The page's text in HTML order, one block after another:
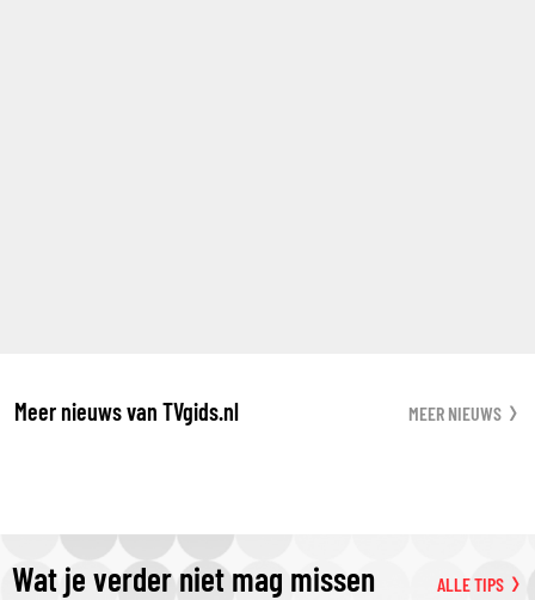
Meer nieuws van TVgids.nl MEER NIEUWS
Wat je verder niet mag missen ALLE TIPS